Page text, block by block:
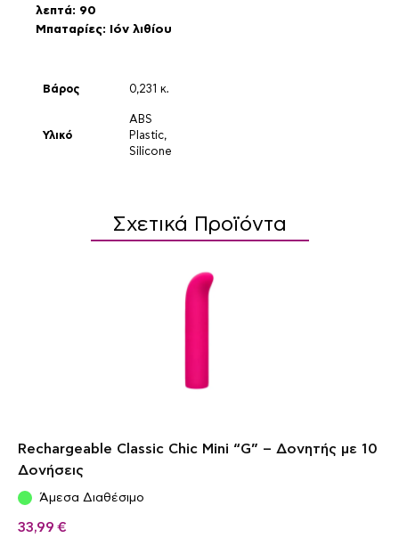
λεπτά: 90
Μπαταρίες: Ιόν λιθίου
Βάρος 0,231 κ.
Υλικό
ABS
Plastic,
Silicone
Σχετικά Προϊόντα
Rechargeable Classic Chic Mini “G” – Δονητής με 10
Δονήσεις
Άμεσα Διαθέσιμο
33,99 €